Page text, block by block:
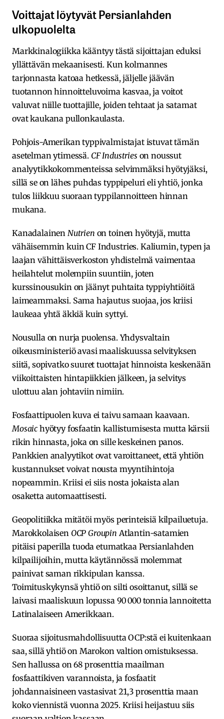
Voittajat löytyvät Persianlahden
ulkopuolelta
Markkinalogiikka kääntyy tästä sijoittajan eduksi
yllättävän mekaanisesti. Kun kolmannes
tarjonnasta katoaa hetkessä, jäljelle jäävän
tuotannon hinnoitteluvoima kasvaa, ja voitot
valuvat niille tuottajille, joiden tehtaat ja satamat
ovat kaukana pullonkaulasta.
Pohjois-Amerikan typpivalmistajat istuvat tämän
asetelman ytimessä. CF Industrieson noussut
analyytikkokommenteissa selvimmäksi hyötyjäksi,
sillä se on lähes puhdas typpipeluri eli yhtiö, jonka
tulos liikkuu suoraan typpilannoitteen hinnan
mukana.
Kanadalainen Nutrien on toinen hyötyjä, mutta
vähäisemmin kuin CF Industries. Kaliumin, typen ja
laajan vähittäisverkoston yhdistelmä vaimentaa
heilahtelut molempiin suuntiin, joten
kurssinousukin on jäänyt puhtaita typpiyhtiöitä
laimeammaksi. Sama hajautus suojaa, jos kriisi
laukeaa yhtä äkkiä kuin syttyi.
Nousulla on nurja puolensa. Yhdysvaltain
oikeusministeriö avasi maaliskuussa selvityksen
siitä, sopivatko suuret tuottajat hinnoista keskenään
viikoittaisten hintapiikkien jälkeen, ja selvitys
ulottuu alan johtaviin nimiin.
Fosfaattipuolen kuva ei taivu samaan kaavaan.
Mosaic hyötyy fosfaatin kallistumisesta mutta kärsii
rikin hinnasta, joka on sille keskeinen panos.
Pankkien analyytikot ovat varoittaneet, että yhtiön
kustannukset voivat nousta myyntihintoja
nopeammin. Kriisi ei siis nosta jokaista alan
osaketta automaattisesti.
Geopolitiikka mitätöi myös perinteisiä kilpailuetuja.
Marokkolaisen OCP Groupin Atlantin-satamien
pitäisi paperilla tuoda etumatkaa Persianlahden
kilpailijoihin, mutta käytännössä molemmat
painivat saman rikkipulan kanssa.
Toimituskykynsä yhtiö on silti osoittanut, sillä se
laivasi maaliskuun lopussa 90 000 tonnia lannoitetta
Latinalaiseen Amerikkaan.
Suoraa sijoitusmahdollisuutta OCP:stä ei kuitenkaan
saa, sillä yhtiö on Marokon valtion omistuksessa.
Sen hallussa on 68 prosenttia maailman
fosfaattikiven varannoista, ja fosfaatit
johdannaisineen vastasivat 21,3 prosenttia maan
koko viennistä vuonna 2025. Kriisi heijastuu siis